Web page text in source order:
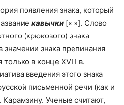
появления знака, который
кавычки [« »]. Слово
(крюкового) знака
значении знака препинания
только в конце XVIII в.
введения этого знака
письменной речи (как и
Ученые считают,